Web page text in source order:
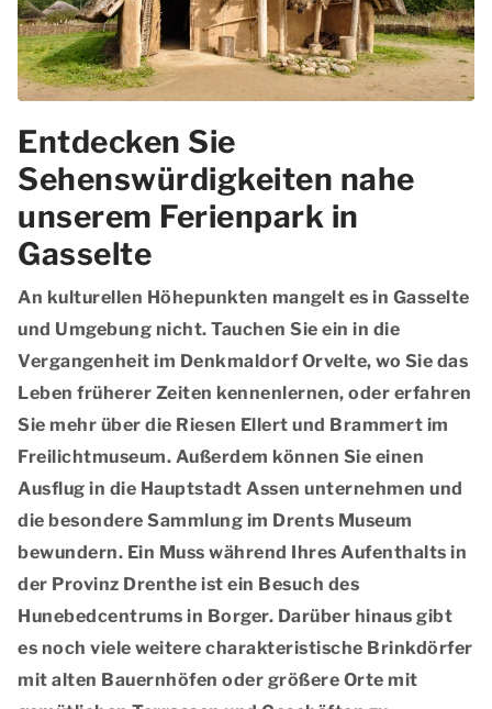
Entdecken Sie
Sehenswürdigkeiten nahe
unserem Ferienpark in
Gasselte
An kulturellen Höhepunkten mangelt es in Gasselte
und Umgebung nicht. Tauchen Sie ein in die
Vergangenheit im Denkmaldorf Orvelte, wo Sie das
Leben früherer Zeiten kennenlernen, oder erfahren
Sie mehr über die Riesen Ellert und Brammert im
Freilichtmuseum. Außerdem können Sie einen
Ausflug in die Hauptstadt Assen unternehmen und
die besondere Sammlung im Drents Museum
bewundern. Ein Muss während Ihres Aufenthalts in
der Provinz Drenthe ist ein Besuch des
Hunebedcentrums in Borger. Darüber hinaus gibt
es noch viele weitere charakteristische Brinkdörfer
mit alten Bauernhöfen oder größere Orte mit